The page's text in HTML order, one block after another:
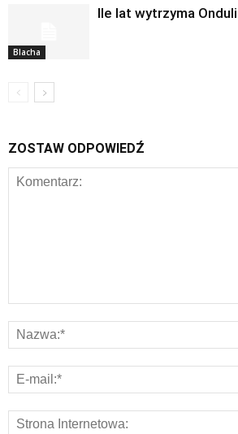
Blacha
Ile lat wytrzyma
ZOSTAW ODPOWIEDŹ